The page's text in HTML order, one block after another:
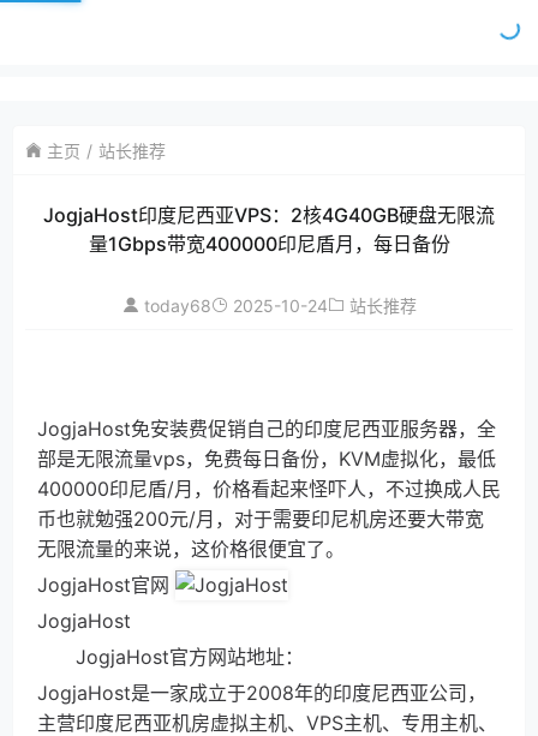
主页 站长推荐
JogjaHost印度尼西亚VPS：2核4G40GB硬盘无限流
量1Gbps带宽400000印尼盾月，每日备份
today68 2025-10-24 站长推荐
JogjaHost免安装费促销自己的印度尼西亚服务器，全
部是无限流量vps，免费每日备份，KVM虚拟化，最低
400000印尼盾/月，价格看起来怪吓人，不过换成人民
币也就勉强200元/月，对于需要印尼机房还要大带宽
无限流量的来说，这价格很便宜了。
JogjaHost官网
JogjaHost
JogjaHost官方网站地址：
JogjaHost是一家成立于2008年的印度尼西亚公司，
主营印度尼西亚机房虚拟主机、VPS主机、专用主机、